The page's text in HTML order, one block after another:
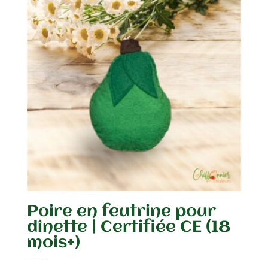
Poire en feutrine pour
dînette | Certifiée CE (18
mois+)